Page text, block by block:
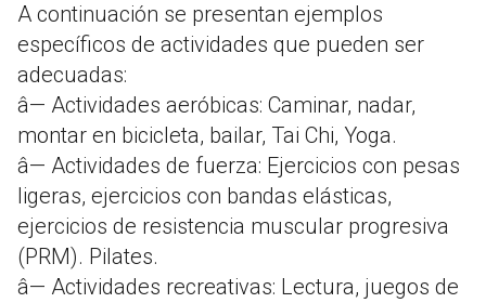
A continuación se presentan ejemplos
específicos de actividades que pueden ser
adecuadas:
â— Actividades aeróbicas: Caminar, nadar,
montar en bicicleta, bailar, Tai Chi, Yoga.
â— Actividades de fuerza: Ejercicios con pesas
ligeras, ejercicios con bandas elásticas,
ejercicios de resistencia muscular progresiva
(PRM). Pilates.
â— Actividades recreativas: Lectura, juegos de